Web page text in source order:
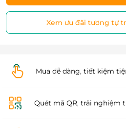
Xem ưu đãi tương tự
Mua dễ dàng, tiết kiệm
Quét mã QR, trải nghiệm